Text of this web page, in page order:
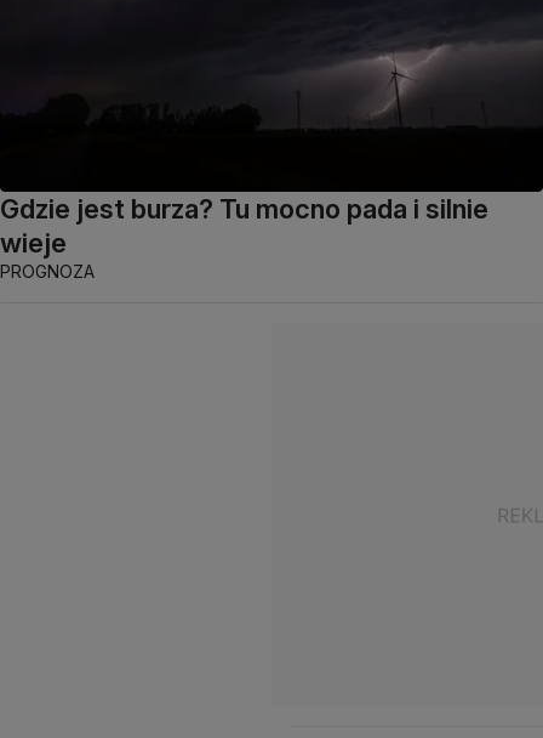
Gdzie jest burza? Tu mocno pada i silnie
wieje
PROGNOZA